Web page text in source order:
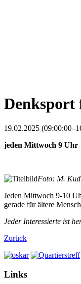
Denksport
19.02.2025
jeden Mittwoch 9 Uhr
Foto: M.
Jeden Mittwoch 9-10
gerade für ältere
Jeder Interessierte ist
Zurück
Links